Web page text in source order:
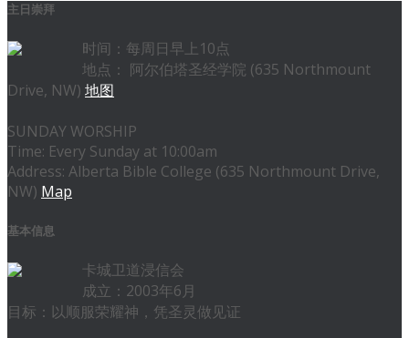
主日崇拜
时间：每周日早上10点
地点： 阿尔伯塔圣经学院 (635 Northmount
Drive, NW) 地图
SUNDAY WORSHIP
Time: Every Sunday at 10:00am
Address: Alberta Bible College (635 Northmount Drive,
NW) Map
基本信息
卡城卫道浸信会
成立：2003年6月
目标：以顺服荣耀神，凭圣灵做见证